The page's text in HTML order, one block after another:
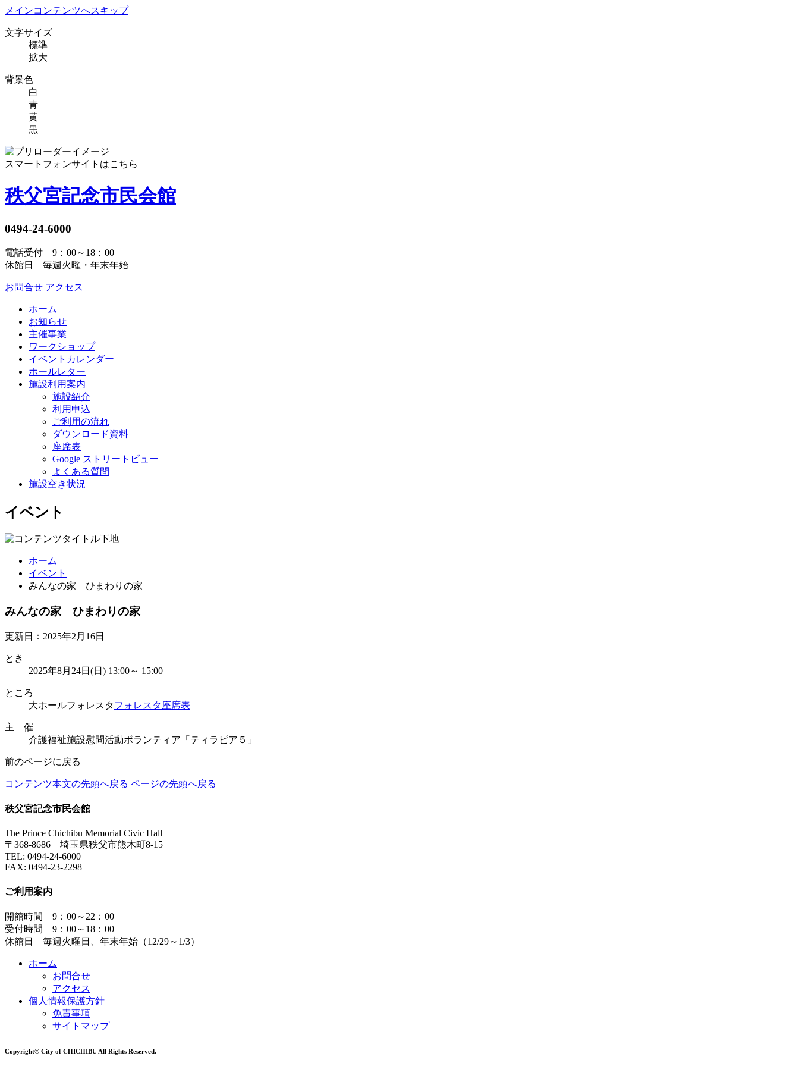
メインコンテンツへスキップ
文字サイズ
標準
拡大
背景色
白
青
黄
黒
スマートフォンサイトはこちら
秩父宮記念市民会館
0494-24-6000
電話受付 9：00～18：00
休館日 毎週火曜・年末年始
お問合せ アクセス
ホーム
お知らせ
主催事業
ワークショップ
イベントカレンダー
ホールレター
施設利用案内
施設紹介
利用申込
ご利用の流れ
ダウンロード資料
座席表
Google ストリートビュー
よくある質問
施設空き状況
イベント
ホーム
イベント
みんなの家 ひまわりの家
みんなの家 ひまわりの家
更新日：2025年2月16日
とき
2025年8月24日(日) 13:00～ 15:00
ところ
大ホールフォレスタフォレスタ座席表
主 催
介護福祉施設慰問活動ボランティア「ティラピア５」
前のページに戻る
コンテンツ本文の先頭へ戻る ページの先頭へ戻る
秩父宮記念市民会館
The Prince Chichibu Memorial Civic Hall
〒368-8686 埼玉県秩父市熊木町8-15
TEL: 0494-24-6000
FAX: 0494-23-2298
ご利用案内
開館時間 9：00～22：00
受付時間 9：00～18：00
休館日 毎週火曜日、年末年始（12/29～1/3）
ホーム
お問合せ
アクセス
個人情報保護方針
免責事項
サイトマップ
Copyright© City of CHICHIBU All Rights Reserved.